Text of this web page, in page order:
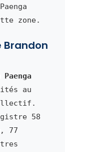
zone.
Brandon
Paenga
au
58
77